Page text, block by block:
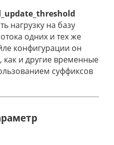
нагрузку на базу
одних и тех же
конфигурации он
как и другие временные
суффиксов